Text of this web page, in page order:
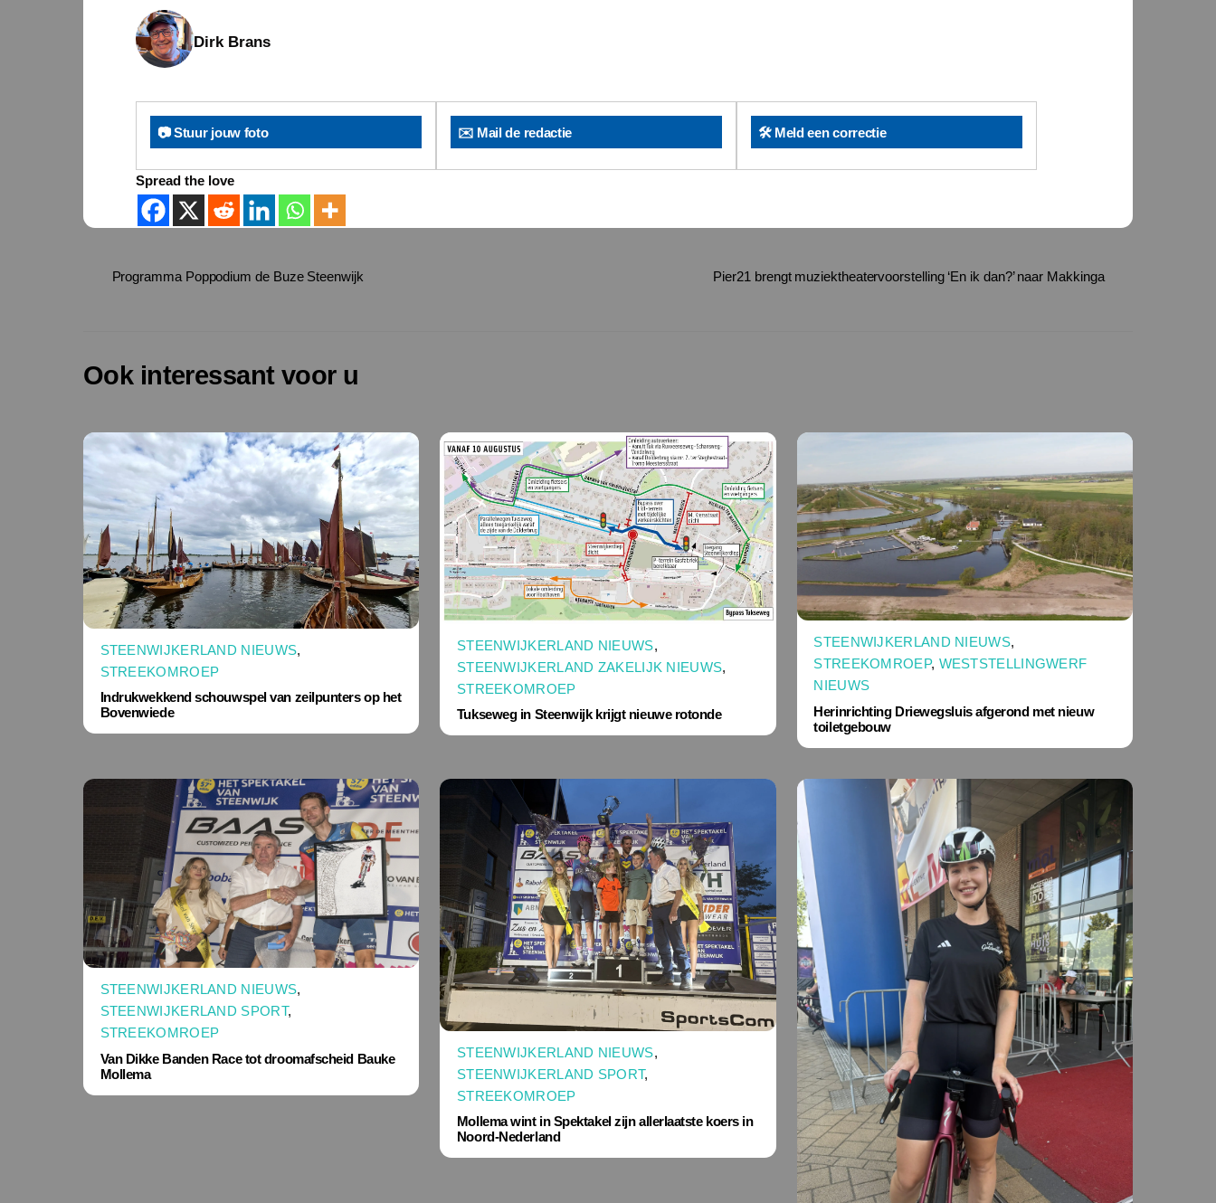
Dirk Brans
📷 Stuur jouw foto ✉️ Mail de redactie 🛠️ Meld een correctie
Spread the love
Programma Poppodium de Buze Steenwijk Pier21 brengt muziektheatervoorstelling ‘En ik dan?’ naar Makkinga
Ook interessant voor u
STEENWIJKERLAND NIEUWS,
STREEKOMROEP
Indrukwekkend schouwspel van zeilpunters op het
Bovenwiede
STEENWIJKERLAND NIEUWS,
STEENWIJKERLAND ZAKELIJK NIEUWS,
STREEKOMROEP
Tukseweg in Steenwijk krijgt nieuwe rotonde
STEENWIJKERLAND NIEUWS,
STREEKOMROEP, WESTSTELLINGWERF
NIEUWS
Herinrichting Driewegsluis afgerond met nieuw
toiletgebouw
STEENWIJKERLAND NIEUWS,
STEENWIJKERLAND SPORT,
STREEKOMROEP
Van Dikke Banden Race tot droomafscheid Bauke
Mollema
STEENWIJKERLAND NIEUWS,
STEENWIJKERLAND SPORT,
STREEKOMROEP
Mollema wint in Spektakel zijn allerlaatste koers in
Noord-Nederland